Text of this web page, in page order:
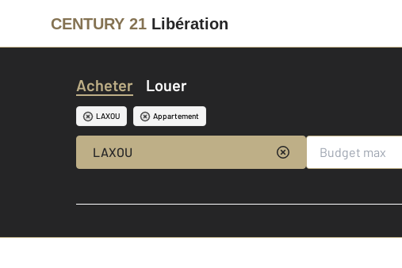
CENTURY 21 Libération
Acheter Louer
LAXOU Appartement
LAXOU